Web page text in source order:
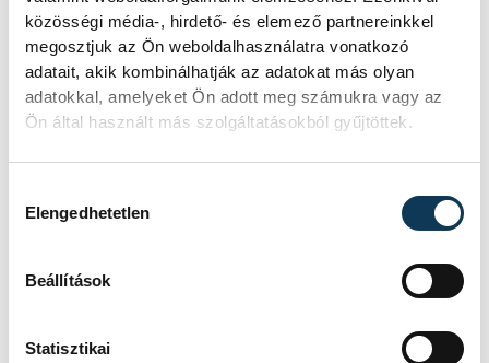
közösségi média-, hirdető- és elemező partnereinkkel
megosztjuk az Ön weboldalhasználatra vonatkozó
adatait, akik kombinálhatják az adatokat más olyan
adatokkal, amelyeket Ön adott meg számukra vagy az
Ön által használt más szolgáltatásokból gyűjtöttek.
Elengedhetetlen
Beállítások
Statisztikai
zongorista zenekara, a Pink Martini.
KULTÚRA
hallgatni, át kell élni!
Kevés koncert után érzi azt az ember,
hogy nem csupán egy előadást látott,
A Kraftwerk veszprémi fellépése